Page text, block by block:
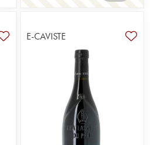
E-CAVISTE